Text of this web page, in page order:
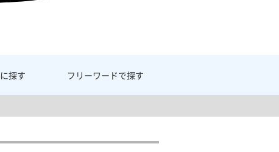
に探す フリーワードで探す